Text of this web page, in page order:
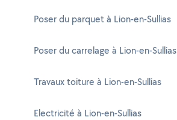
Poser du parquet à Lion-en-Sullias
Poser du carrelage à Lion-en-Sullias
Travaux toiture à Lion-en-Sullias
Electricité à Lion-en-Sullias